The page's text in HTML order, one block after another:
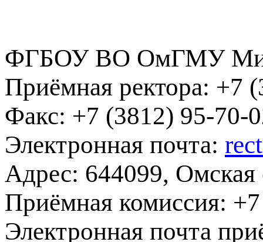
ФГБОУ ВО ОмГМУ
Приёмная ректора: +7
Факс: +7 (3812) 95-70-
Электронная почта:
Адрес: 644099, Омская
Приёмная комиссия:
Электронная почта